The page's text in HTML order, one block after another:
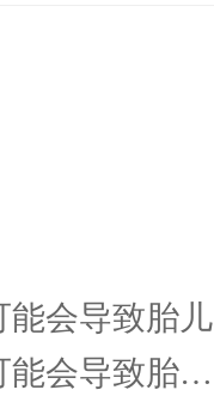
能会导致胎儿
会导致胎儿